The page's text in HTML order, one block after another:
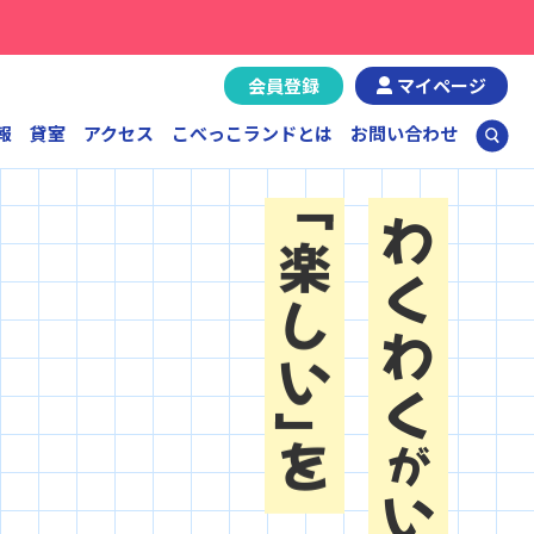
会員登録
マイページ
貸室 アクセス こべっこランドとは お問い合わせ
わくわく
が
楽しい
を
学びに